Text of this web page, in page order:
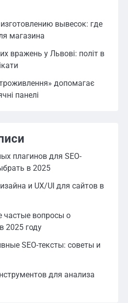
вывесок: где
магазина
вражень у Львові: політ в
допомагає
панелі
плагинов для SEO-
в 2025
и UX/UI для сайтов в
частые вопросы о
2025 году
SEO-тексты: советы и
для анализа